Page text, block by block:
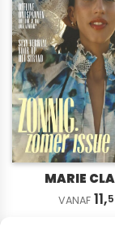
MARIE
VANAF 11,